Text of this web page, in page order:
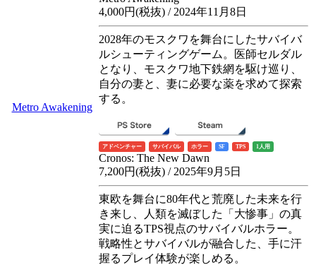
Metro Awakening
4,000円(税抜) / 2024年11月8日
2028年のモスクワを舞台にしたサバイバ
ルシューティングゲーム。医師セルダル
となり、モスクワ地下鉄網を駆け巡り、
自分の妻と、妻に必要な薬を求めて探索
する。
アドベンチャー サバイバル ホラー SF TPS 1人用
Cronos: The New Dawn
7,200円(税抜) / 2025年9月5日
東欧を舞台に80年代と荒廃した未来を行
き来し、人類を滅ぼした「大惨事」の真
実に迫るTPS視点のサバイバルホラー。
戦略性とサバイバルが融合した、手に汗
握るプレイ体験が楽しめる。